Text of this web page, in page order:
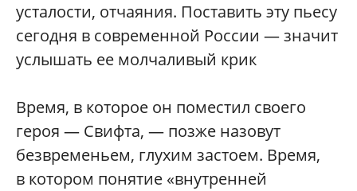
усталости, отчаяния. Поставить эту пьесу
сегодня в современной России — значит
услышать ее молчаливый крик
Время, в которое он поместил своего
героя — Свифта, — позже назовут
безвременьем, глухим застоем. Время,
в котором понятие «внутренней